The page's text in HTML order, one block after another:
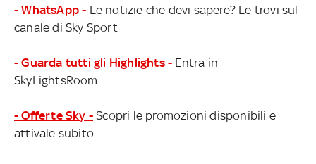
- WhatsApp - Le notizie che devi sapere? Le trovi sul
canale di Sky Sport
- Guarda tutti gli Highlights - Entra in
SkyLightsRoom
- Offerte Sky - Scopri le promozioni disponibili e
attivale subito